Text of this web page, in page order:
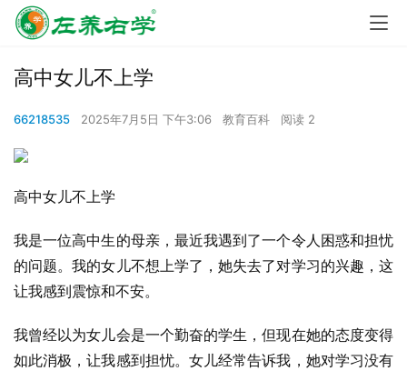
高中女儿不上学
66218535 2025年7月5日 下午3:06 教育百科 阅读 2
高中女儿不上学
我是一位高中生的母亲，最近我遇到了一个令人困惑和担忧
的问题。我的女儿不想上学了，她失去了对学习的兴趣，这
让我感到震惊和不安。
我曾经以为女儿会是一个勤奋的学生，但现在她的态度变得
如此消极，让我感到担忧。女儿经常告诉我，她对学习没有